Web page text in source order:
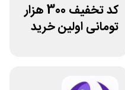
کد تخفیف 300 هزار
تومانی اولین خرید